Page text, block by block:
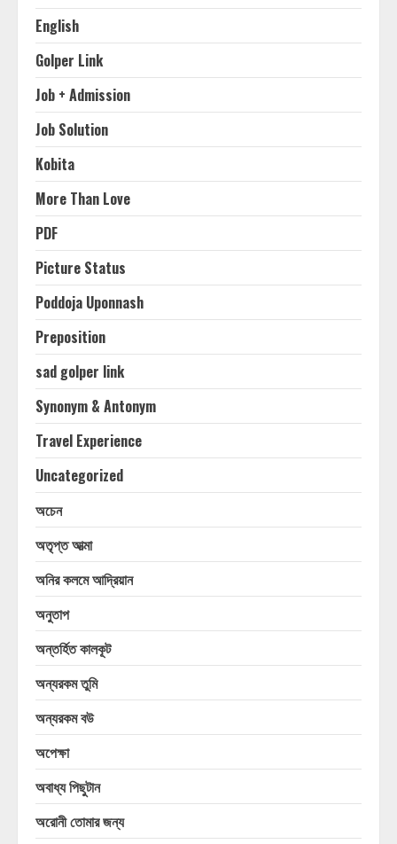
English
Golper Link
Job + Admission
Job Solution
Kobita
More Than Love
PDF
Picture Status
Poddoja Uponnash
Preposition
sad golper link
Synonym & Antonym
Travel Experience
Uncategorized
অচেন
অতৃপ্ত আত্মা
অনির কলমে আদ্রিয়ান
অনুতাপ
অন্তর্হিত কালকূট
অন্যরকম তুমি
অন্যরকম বউ
অপেক্ষা
অবাধ্য পিছুটান
অরোনী তোমার জন্য